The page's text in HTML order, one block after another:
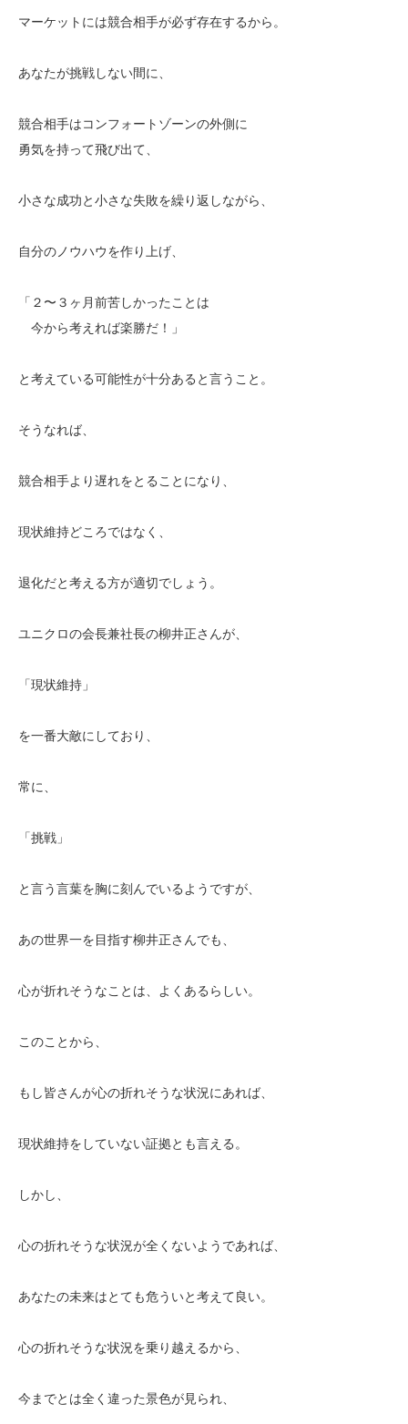
マーケットには競合相手が必ず存在するから。
あなたが挑戦しない間に、
競合相手はコンフォートゾーンの外側に
勇気を持って飛び出て、
小さな成功と小さな失敗を繰り返しながら、
自分のノウハウを作り上げ、
「２〜３ヶ月前苦しかったことは
今から考えれば楽勝だ！」
と考えている可能性が十分あると言うこと。
そうなれば、
競合相手より遅れをとることになり、
現状維持どころではなく、
退化だと考える方が適切でしょう。
ユニクロの会長兼社長の柳井正さんが、
「現状維持」
を一番大敵にしており、
常に、
「挑戦」
と言う言葉を胸に刻んでいるようですが、
あの世界一を目指す柳井正さんでも、
心が折れそうなことは、よくあるらしい。
このことから、
もし皆さんが心の折れそうな状況にあれば、
現状維持をしていない証拠とも言える。
しかし、
心の折れそうな状況が全くないようであれば、
あなたの未来はとても危ういと考えて良い。
心の折れそうな状況を乗り越えるから、
今までとは全く違った景色が見られ、